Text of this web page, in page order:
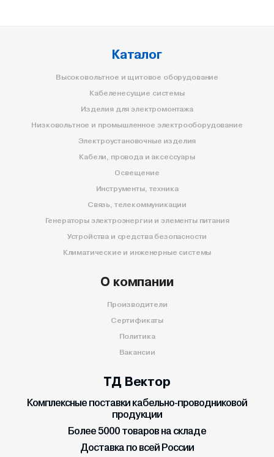
Каталог
Высоковольтное и щитовое оборудование
Кабеленесущие системы
Изделия для электромонтажа
Низковольтное и промышленное электрооборудование
Электроустановочные изделия
Кабели, провода и аксессуары
Освещение
Инструменты, техника
Связь, телекоммуникации
Генераторы электроэнергии и элементы питания
Устройства и средства безопасности
Климатические и инженерные системы
О компании
Производители
Сертификаты
Политика
Вакансии
ТД Вектор
Комплексные поставки кабельно-проводниковой
продукции
Более 5000 товаров на складе
Доставка по всей России